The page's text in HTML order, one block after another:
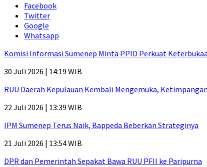
Facebook
Twitter
Google
Whatsapp
Komisi Informasi Sumenep Minta PPID Perkuat
30 Juli 2026 | 14:19 WIB
RUU Daerah Kepulauan Kembali Mengemuka,
22 Juli 2026 | 13:39 WIB
IPM Sumenep Terus Naik, Bappeda Beberkan Strateginya
21 Juli 2026 | 13:54 WIB
DPR dan Pemerintah Sepakat Bawa RUU PFII ke Paripurna